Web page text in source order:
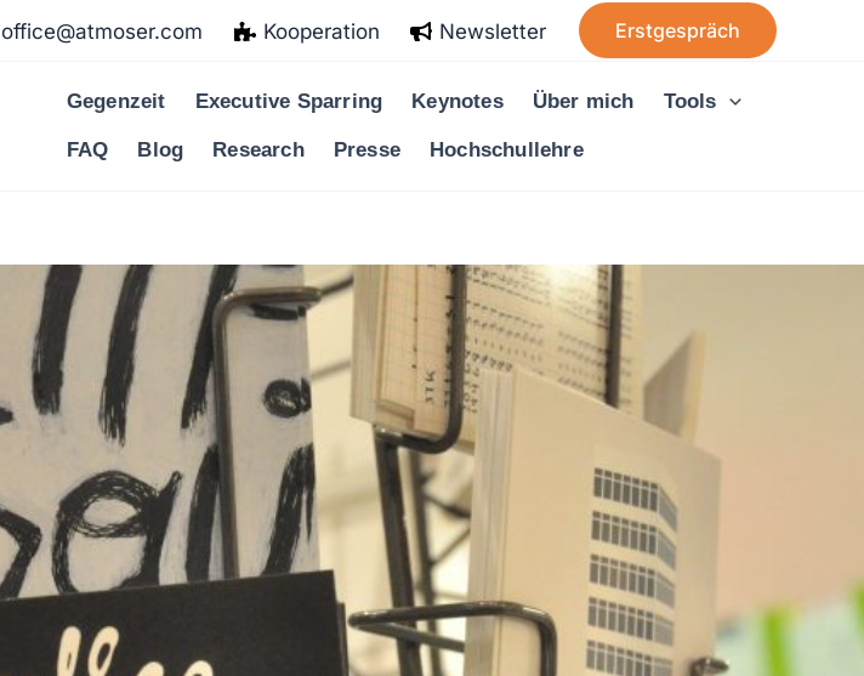
office@atmoser.com Kooperation Newsletter Erstgespräch
Gegenzeit Executive Sparring Keynotes Über mich Tools
FAQ Blog Research Presse Hochschullehre